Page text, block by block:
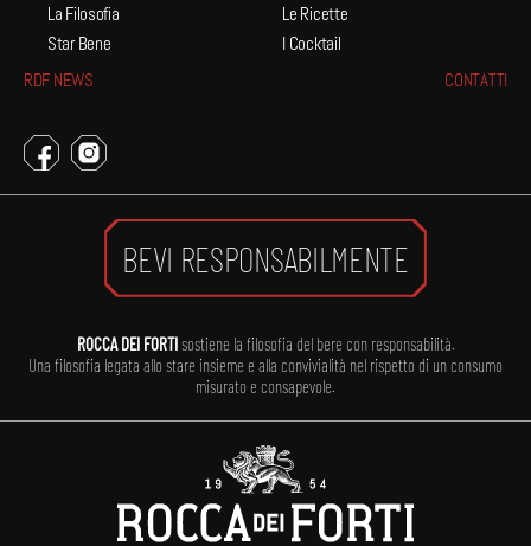
La Filosofia
Star Bene
Le Ricette
I Cocktail
RDF NEWS CONTATTI
BEVI RESPONSABILMENTE
ROCCA DEI FORTIsostiene la filosofia del bere con responsabilità.
Una filosofia legata allo stare insieme e alla convivialità nel rispetto di un consumo
misurato e consapevole.